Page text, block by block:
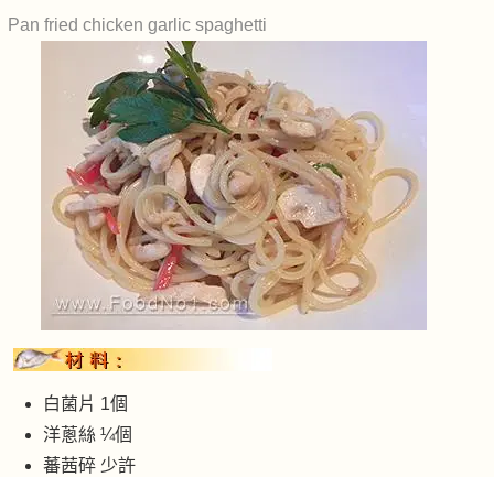
Pan fried chicken garlic spaghetti
白菌片 1個
洋蔥絲 ¼個
蕃茜碎 少許